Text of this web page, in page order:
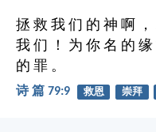
拯 救 我 们 的 神 啊
我 们 ！ 为 你 名 的
的 罪 。
诗 篇 79:9 救恩 崇拜